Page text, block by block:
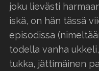
joku lievästi
iskä, on hän tässä
episodissa
todella vanha
tukka, jättimäinen